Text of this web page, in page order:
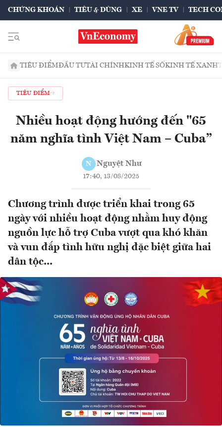
CHỨNG KHOÁN TIÊU & DÙNG XE VNE TV TECH
TIÊU ĐIỂMĐẦU TƯTÀI CHÍNHKINH TẾ SỐKINH TẾ XANH
TIÊU ĐIỂM
Nhiều hoạt động hướng đến "65
năm nghĩa tình Việt Nam – Cuba”
N Nguyệt Như
17:40, 13/08/2025
Chương trình được triển khai trong 65
ngày với nhiều hoạt động nhằm huy động
nguồn lực hỗ trợ Cuba vượt qua khó khăn
và vun đắp tình hữu nghị đặc biệt giữa hai
dân tộc...